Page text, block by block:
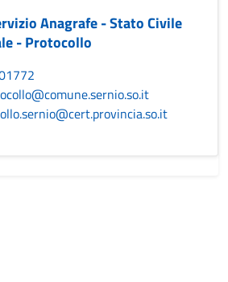
Anagrafe - Stato Civile
- Protocollo